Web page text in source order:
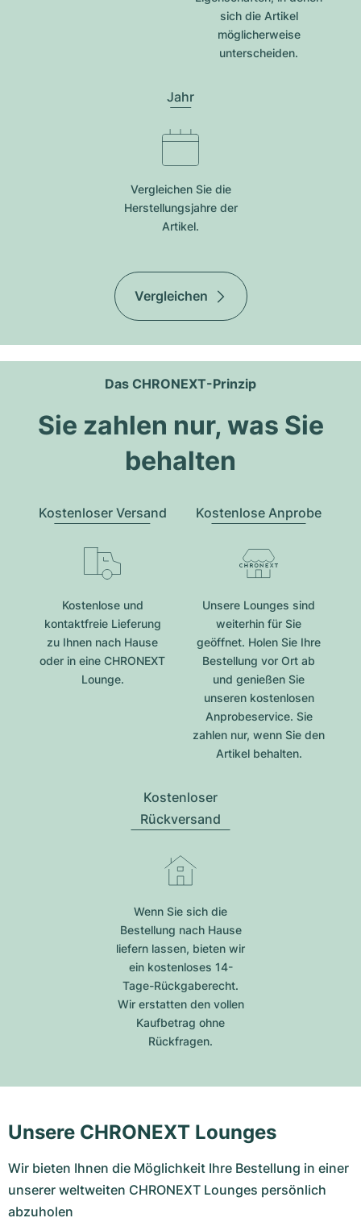
sich die Artikel
möglicherweise
unterscheiden.
Jahr
Vergleichen Sie die
Herstellungsjahre der
Artikel.
Vergleichen
Das CHRONEXT-Prinzip
Sie zahlen nur, was Sie
behalten
Kostenloser Versand
Kostenlose und
kontaktfreie Lieferung
zu Ihnen nach Hause
oder in eine CHRONEXT
Lounge.
Kostenlose Anprobe
Unsere Lounges sind
weiterhin für Sie
geöffnet. Holen Sie Ihre
Bestellung vor Ort ab
und genießen Sie
unseren kostenlosen
Anprobeservice. Sie
zahlen nur, wenn Sie den
Artikel behalten.
Kostenloser
Rückversand
Wenn Sie sich die
Bestellung nach Hause
liefern lassen, bieten wir
ein kostenloses 14-
Tage-Rückgaberecht.
Wir erstatten den vollen
Kaufbetrag ohne
Rückfragen.
Unsere CHRONEXT Lounges
Wir bieten Ihnen die Möglichkeit Ihre Bestellung in einer
unserer weltweiten CHRONEXT Lounges persönlich
abzuholen